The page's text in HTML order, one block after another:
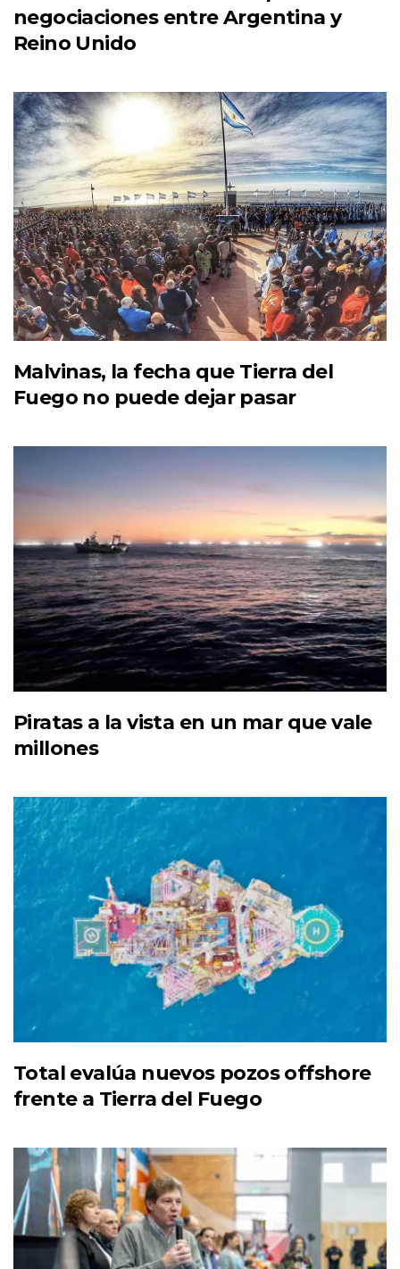
negociaciones entre Argentina y
Reino Unido
Malvinas, la fecha que Tierra del
Fuego no puede dejar pasar
Piratas a la vista en un mar que vale
millones
Total evalúa nuevos pozos offshore
frente a Tierra del Fuego